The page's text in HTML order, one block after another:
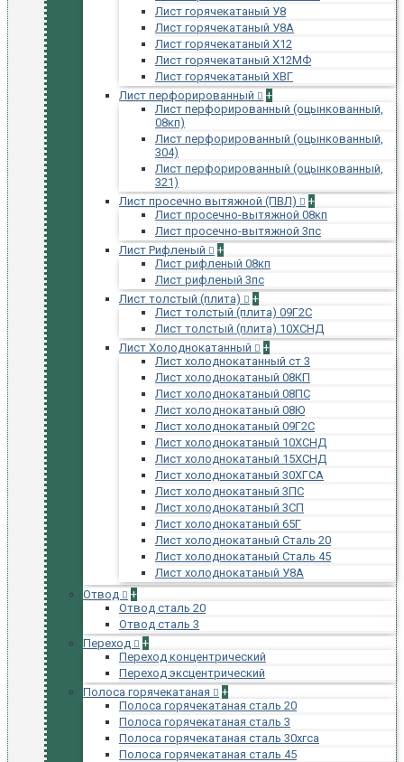
Лист горячекатаный У8
Лист горячекатаный У8А
Лист горячекатаный Х12
Лист горячекатаный Х12МФ
Лист горячекатаный ХВГ
Лист перфорированный
+
Лист перфорированный (оцынкованный,
08кп)
Лист перфорированный (оцынкованный,
304)
Лист перфорированный (оцынкованный,
321)
Лист просечно вытяжной (ПВЛ)
+
Лист просечно-вытяжной 08кп
Лист просечно-вытяжной 3пс
Лист Рифленый
+
Лист рифленый 08кп
Лист рифленый 3пс
Лист толстый (плита)
+
Лист толстый (плита) 09Г2С
Лист толстый (плита) 10ХСНД
Лист Холоднокатанный
+
Лист холоднокатанный ст 3
Лист холоднокатаный 08КП
Лист холоднокатаный 08ПС
Лист холоднокатаный 08Ю
Лист холоднокатаный 09Г2С
Лист холоднокатаный 10ХСНД
Лист холоднокатаный 15ХСНД
Лист холоднокатаный 30ХГСА
Лист холоднокатаный 3ПС
Лист холоднокатаный 3СП
Лист холоднокатаный 65Г
Лист холоднокатаный Сталь 20
Лист холоднокатаный Сталь 45
Лист холоднокатаный У8А
Отвод
+
Отвод сталь 20
Отвод сталь 3
Переход
+
Переход концентрический
Переход эксцентрический
Полоса горячекатаная
+
Полоса горячекатаная сталь 20
Полоса горячекатаная сталь 3
Полоса горячекатаная сталь 30хгса
Полоса горячекатаная сталь 45